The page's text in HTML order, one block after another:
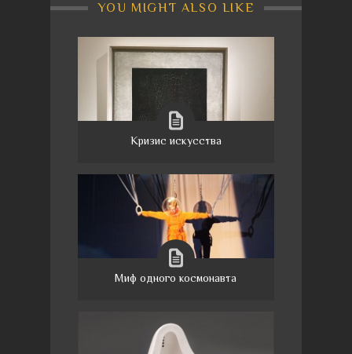
YOU MIGHT ALSO LIKE
Кризис искусства
Миф одного космонавта